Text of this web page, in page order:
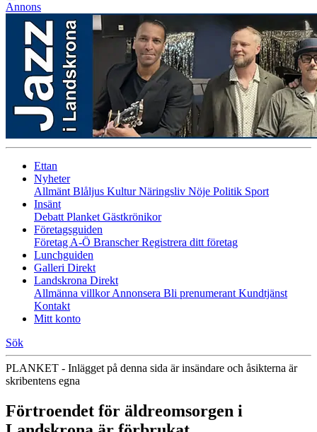
Annons
Ettan
Nyheter
Allmänt Blåljus KulturNäringsliv Nöje Politik Sport
Insänt
Debatt Planket Gästkrönikor
Företagsguiden
Företag A-Ö BranscherRegistrera ditt företag
Lunchguiden
Galleri Direkt
Landskrona Direkt
Allmänna villkorAnnonsera Bli prenumerant Kundtjänst
Kontakt
Mitt konto
Sök
PLANKET - Inlägget på denna sida är insändare och åsikterna är
skribentens egna
Förtroendet för äldreomsorgen i